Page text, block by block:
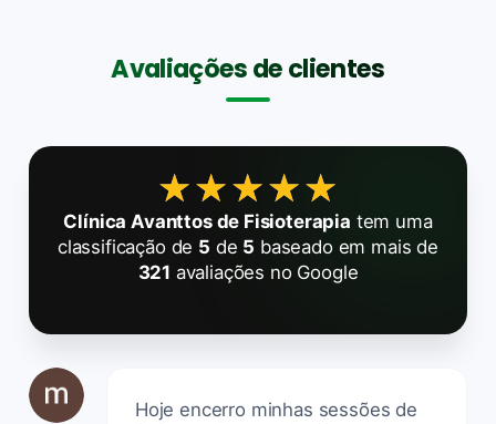
Avaliações de clientes
★★★★★
★★★★★
Clínica Avanttos de Fisioterapia tem uma
classificação de 5 de 5 baseado em mais de
321 avaliações no Google
Hoje encerro minhas sessões de